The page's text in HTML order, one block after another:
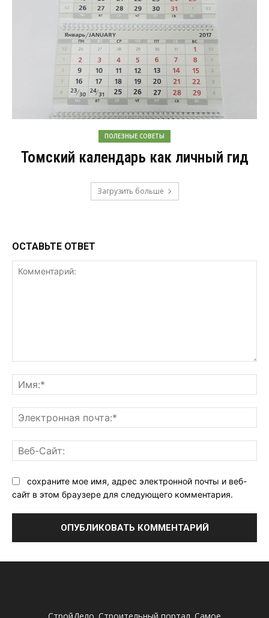
ПОЛЕЗНЫЕ СОВЕТЫ
Томский календарь как личный гид
Загрузить больше
ОСТАВЬТЕ ОТВЕТ
сохраните мое имя, адрес электронной почты и веб-
сайт в этом браузере для следующего комментария.